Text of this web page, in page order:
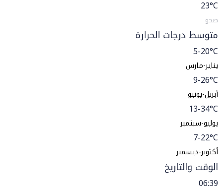
23°C
صحو
متوسط درجات الحرارة
5-20°C
يناير-مارس
9-26°C
أبريل-يونيو
13-34°C
يوليو-سبتمبر
7-22°C
أكتوبر-ديسمبر
الوقت والتاريخ
06:39